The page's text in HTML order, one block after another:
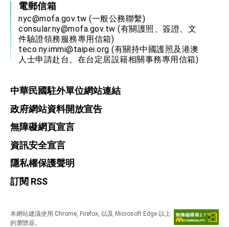
電郵信箱
nyc@mofa.gov.tw (一般公務聯繫)
consular.ny@mofa.gov.tw (有關護照、簽證、文
件驗證領務服務專用信箱)
teco.ny.immi@taipei.org (有關持中國護照及港澳
人士申請赴台、在台定居設籍相關事務專用信箱)
中華民國駐外單位網站連結
政府網站資料開放宣告
無障礙網頁宣言
資訊安全宣言
隱私權保護聲明
訂閱 RSS
本網站建議使用 Chrome, Firefox, 以及 Microsoft Edge 以上
的瀏覽器。